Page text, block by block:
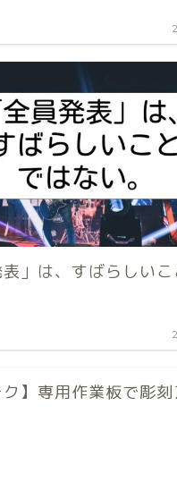
表」は、すばらしい
ク】専用作業板で彫